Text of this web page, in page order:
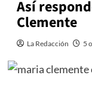
Así
Clemente
La Redacción 5